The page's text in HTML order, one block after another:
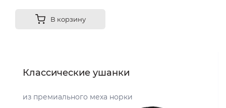
В корзину
Классические ушанки
из премиального меха норки